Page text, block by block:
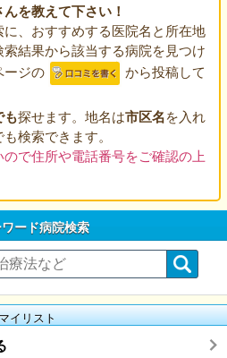
を教えて下さい！
、おすすめする医院名と所在地
結果から該当する病院を見つけ
ージの
から投稿して
も探せます。地名は市区名を入れ
検索できます。
で住所や電話番号をご確認の上
ード病院検索
イリスト